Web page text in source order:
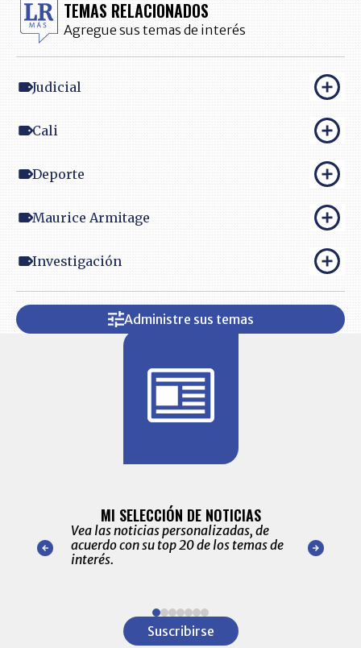
TEMAS RELACIONADOS
Agregue sus temas de interés
Judicial
Cali
Deporte
Maurice Armitage
Investigación
Administre sus temas
nuestro
para
MI SELECCIÓN DE NOTICIAS
Vea las noticias personalizadas, de
acuerdo con su top 20 de los temas de
interés.
de las
Suscribirse